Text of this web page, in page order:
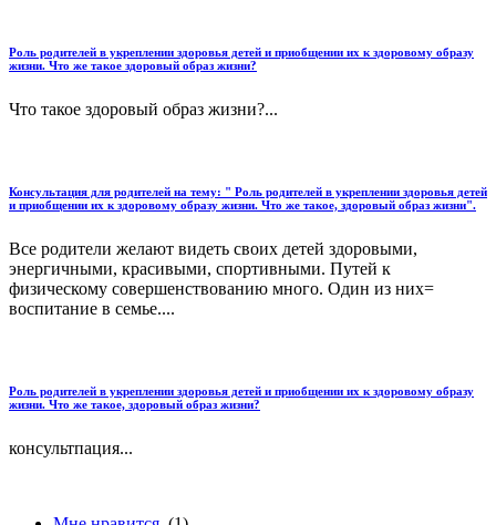
Роль родителей в укреплении здоровья детей и приобщении их к здоровому образу
жизни. Что же такое здоровый образ жизни?
Что такое здоровый образ жизни?...
Консультация для родителей на тему: " Роль родителей в укреплении здоровья детей
и приобщении их к здоровому образу жизни. Что же такое, здоровый образ жизни".
Все родители желают видеть своих детей здоровыми,
энергичными, красивыми, спортивными. Путей к
физическому совершенствованию много. Один из них=
воспитание в семье....
Роль родителей в укреплении здоровья детей и приобщении их к здоровому образу
жизни. Что же такое, здоровый образ жизни?
консультпация...